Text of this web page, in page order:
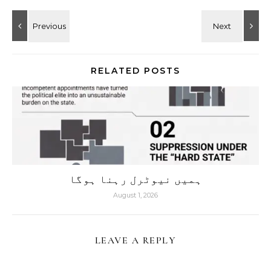
RELATED POSTS
ہمیں نیوٹرل رہنا ہوگا
August 1, 2026
LEAVE A REPLY